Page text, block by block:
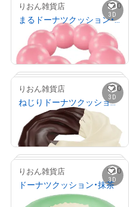
# 2/100
# 2/100
3D
りおん雑貨店 0
まるドーナツクッション・いちご
1,000 ($6.34)
Primary Sale
# 2/100
3D
りおん雑貨店 0
ねじりドーナツクッション・チョコ
1,000 ($6.34)
Primary Sale
3D
りおん雑貨店 0
ドーナツクッション・抹茶
1,000 6.34)